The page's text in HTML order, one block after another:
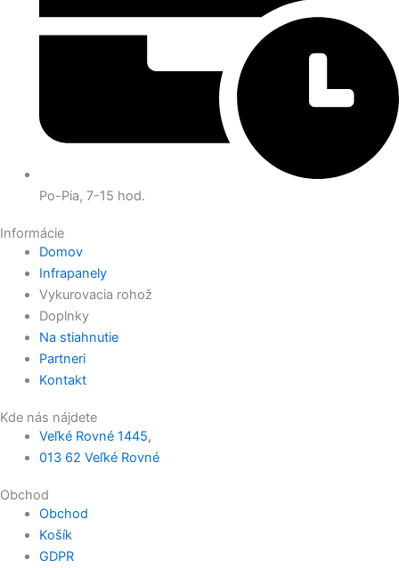
Po-Pia, 7-15 hod.
Informácie
Domov
Infrapanely
Vykurovacia rohož
Doplnky
Na stiahnutie
Partneri
Kontakt
Kde nás nájdete
Veľké Rovné 1445,
013 62 Veľké Rovné
Obchod
Obchod
Košík
GDPR